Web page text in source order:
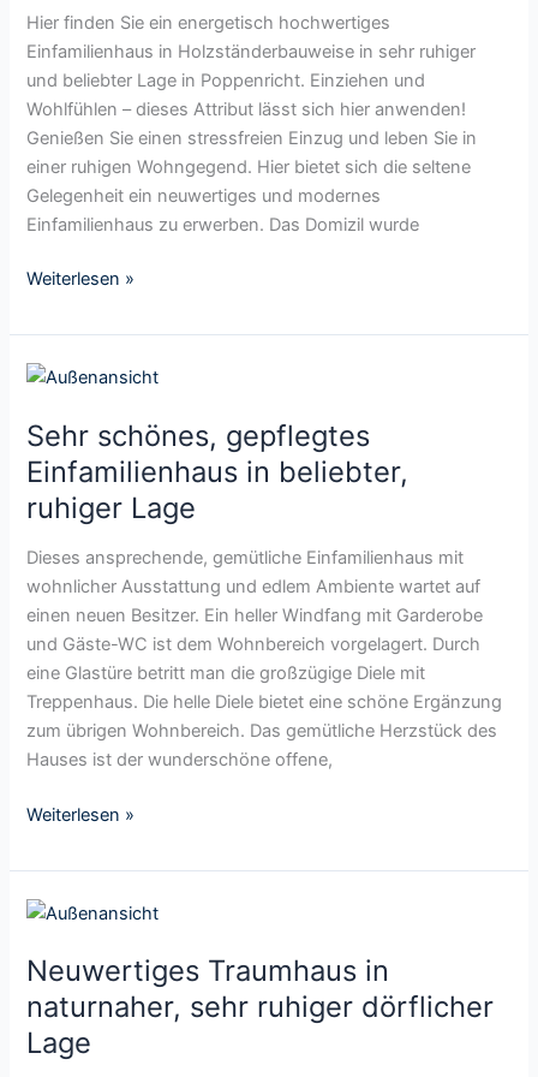
n
r
u
h
i
g
e
r
a
e
A
b
e
r
g
l
i
e
n
h
a
u
s
ü
d
i
a
n
z
F
a
m
i
l
e
o
p
p
e
l
h
a
u
h
f
e
i
g
u
t
e
r
L
a
g
e
Hier finden Sie ein energetisch hochwertiges
Einfamilienhaus in Holzständerbauweise in sehr ruhiger
und beliebter Lage in Poppenricht. Einziehen und
Wohlfühlen – dieses Attribut lässt sich hier anwenden!
Genießen Sie einen stressfreien Einzug und leben Sie in
einer ruhigen Wohngegend. Hier bietet sich die seltene
Gelegenheit ein neuwertiges und modernes
Einfamilienhaus zu erwerben. Das Domizil wurde
t
i
e
s
e
n
r
e
t
i
c
h
h
c
h
w
e
r
t
i
g
s
i
n
a
l
i
Weiterlesen »
Sehr schönes, gepflegtes
Einfamilienhaus in beliebter,
ruhiger Lage
Dieses ansprechende, gemütliche Einfamilienhaus mit
wohnlicher Ausstattung und edlem Ambiente wartet auf
einen neuen Besitzer. Ein heller Windfang mit Garderobe
und Gäste-WC ist dem Wohnbereich vorgelagert. Durch
eine Glastüre betritt man die großzügige Diele mit
Treppenhaus. Die helle Diele bietet eine schöne Ergänzung
zum übrigen Wohnbereich. Das gemütliche Herzstück des
Hauses ist der wunderschöne offene,
S
h
r
c
h
,
e
f
e
g
t
s
E
i
Weiterlesen »
Neuwertiges Traumhaus in
naturnaher, sehr ruhiger dörflicher
Lage
N
u
w
r